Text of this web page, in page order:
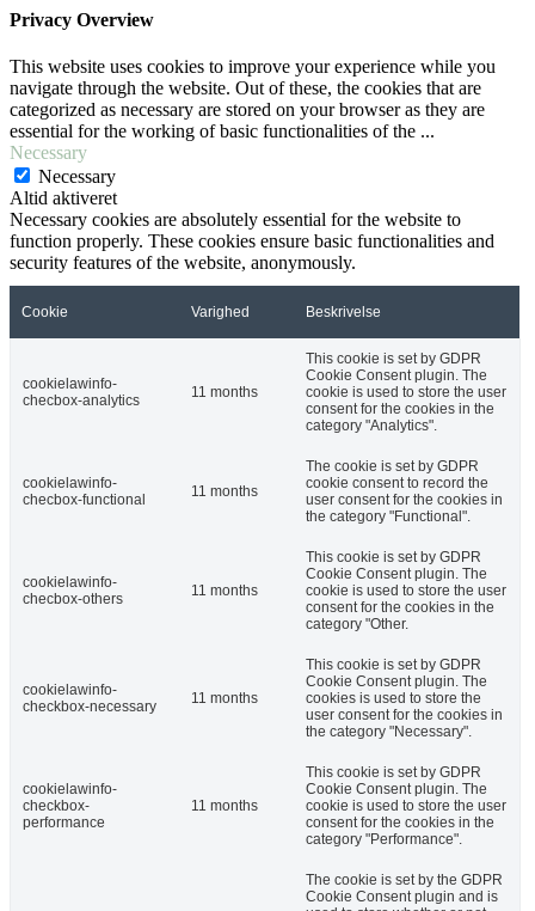
Privacy Overview
This website uses cookies to improve your experience while you
navigate through the website. Out of these, the cookies that are
categorized as necessary are stored on your browser as they are
essential for the working of basic functionalities of the ...
Necessary
Necessary
Altid aktiveret
Necessary cookies are absolutely essential for the website to
function properly. These cookies ensure basic functionalities and
security features of the website, anonymously.
Cookie Varighed Beskrivelse
cookielawinfo-
checbox-analytics
11 months
This cookie is set by GDPR
Cookie Consent plugin. The
cookie is used to store the user
consent for the cookies in the
category "Analytics".
cookielawinfo-
checbox-functional
11 months
The cookie is set by GDPR
cookie consent to record the
user consent for the cookies in
the category "Functional".
cookielawinfo-
checbox-others
11 months
This cookie is set by GDPR
Cookie Consent plugin. The
cookie is used to store the user
consent for the cookies in the
category "Other.
cookielawinfo-
checkbox-necessary
11 months
This cookie is set by GDPR
Cookie Consent plugin. The
cookies is used to store the
user consent for the cookies in
the category "Necessary".
cookielawinfo-
checkbox-
performance
11 months
This cookie is set by GDPR
Cookie Consent plugin. The
cookie is used to store the user
consent for the cookies in the
category "Performance".
The cookie is set by the GDPR
Cookie Consent plugin and is